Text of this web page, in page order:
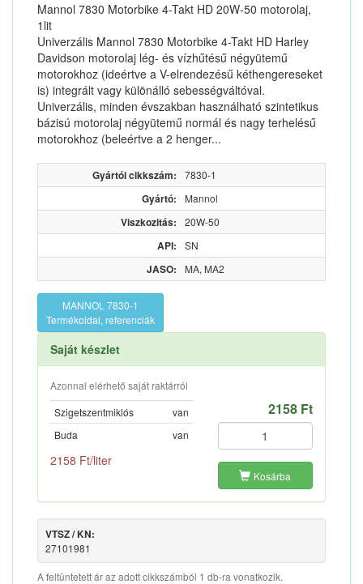
Mannol 7830 Motorbike 4-Takt HD 20W-50 motorolaj,
1lit
Univerzális Mannol 7830 Motorbike 4-Takt HD Harley
Davidson motorolaj lég- és vízhűtésű négyütemű
motorokhoz (ideértve a V-elrendezésű kéthengereseket
is) integrált vagy különálló sebességváltóval.
Univerzális, minden évszakban használható szintetikus
bázisú motorolaj négyütemű normál és nagy terhelésű
motorokhoz (beleértve a 2 henger...
Gyártói cikkszám: 7830-1
Gyártó: Mannol
Viszkozitás: 20W-50
API: SN
JASO: MA, MA2
MANNOL 7830-1
Termékoldal, referenciák
Saját készlet
Azonnal elérhető saját raktárról
Szigetszentmiklós
van
Buda
van
2158 Ft/liter
2158 Ft
Kosárba
VTSZ / KN:
27101981
A feltüntetett ár az adott cikkszámból 1 db-ra vonatkozik.